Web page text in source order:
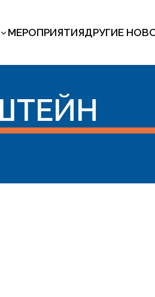
МЕРОПРИЯТИЯДРУГИЕ